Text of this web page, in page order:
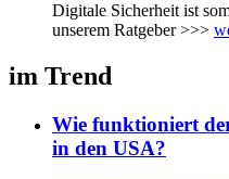
Digitale Sicherheit ist
unserem Ratgeber >>>
im Trend
Wie funktioniert
in den USA?